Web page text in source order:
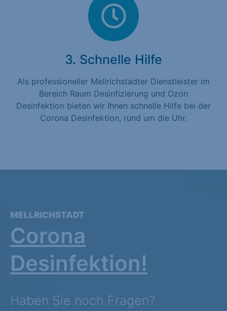
3. Schnelle Hilfe
Als professioneller Mellrichstadter Dienstleister im
Bereich Raum Desinfizierung und Ozon
Desinfektion bieten wir Ihnen schnelle Hilfe bei der
Corona Desinfektion, rund um die Uhr.
MELLRICHSTADT
Corona
Desinfektion!
Haben Sie noch Fragen?